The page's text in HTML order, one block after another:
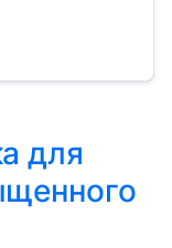
для